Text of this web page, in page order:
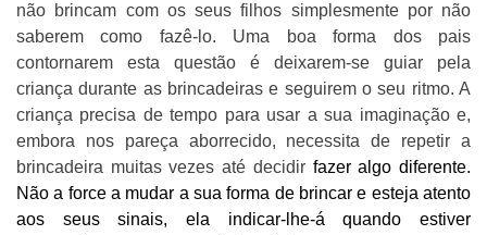
não brincam com os seus filhos simplesmente por não
saberem como fazê-lo. Uma boa forma dos pais
contornarem esta questão é deixarem-se guiar pela
criança durante as brincadeiras e seguirem o seu ritmo. A
criança precisa de tempo para usar a sua imaginação e,
embora nos pareça aborrecido, necessita de repetir a
brincadeira muitas vezes até decidir fazer algo diferente.
Não a force a mudar a sua forma de brincar e esteja atento
aos seus sinais, ela indicar-lhe-á quando estiver